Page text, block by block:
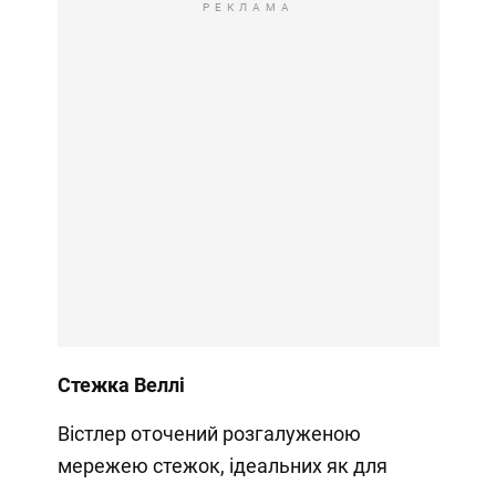
РЕКЛАМА
Стежка Веллі
Вістлер оточений розгалуженою
мережею стежок, ідеальних як для